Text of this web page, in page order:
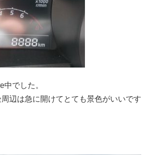
でした。
辺は急に開けてとても景色がいいです